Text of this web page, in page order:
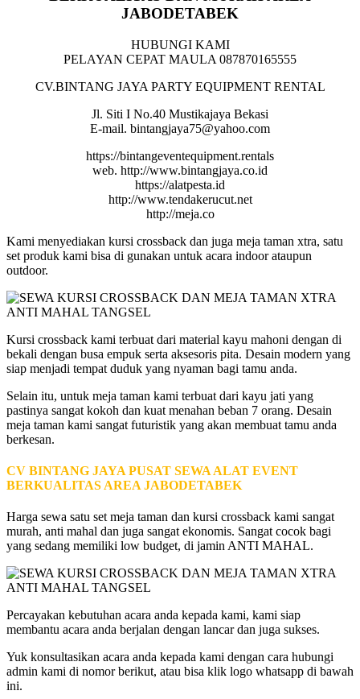
JABODETABEK
HUBUNGI KAMI
PELAYAN CEPAT MAULA 087870165555
CV.BINTANG JAYA PARTY EQUIPMENT RENTAL
Jl. Siti I No.40 Mustikajaya Bekasi
E-mail. bintangjaya75@yahoo.com
https://bintangeventequipment.rentals
web. http://www.bintangjaya.co.id
https://alatpesta.id
http://www.tendakerucut.net
http://meja.co
Kami menyediakan kursi crossback dan juga meja taman xtra, satu
set produk kami bisa di gunakan untuk acara indoor ataupun
outdoor.
Kursi crossback kami terbuat dari material kayu mahoni dengan di
bekali dengan busa empuk serta aksesoris pita. Desain modern yang
siap menjadi tempat duduk yang nyaman bagi tamu anda.
Selain itu, untuk meja taman kami terbuat dari kayu jati yang
pastinya sangat kokoh dan kuat menahan beban 7 orang. Desain
meja taman kami sangat futuristik yang akan membuat tamu anda
berkesan.
CV BINTANG JAYA PUSAT SEWA ALAT EVENT
BERKUALITAS AREA JABODETABEK
Harga sewa satu set meja taman dan kursi crossback kami sangat
murah, anti mahal dan juga sangat ekonomis. Sangat cocok bagi
yang sedang memiliki low budget, di jamin ANTI MAHAL.
Percayakan kebutuhan acara anda kepada kami, kami siap
membantu acara anda berjalan dengan lancar dan juga sukses.
Yuk konsultasikan acara anda kepada kami dengan cara hubungi
admin kami di nomor berikut, atau bisa klik logo whatsapp di bawah
ini.